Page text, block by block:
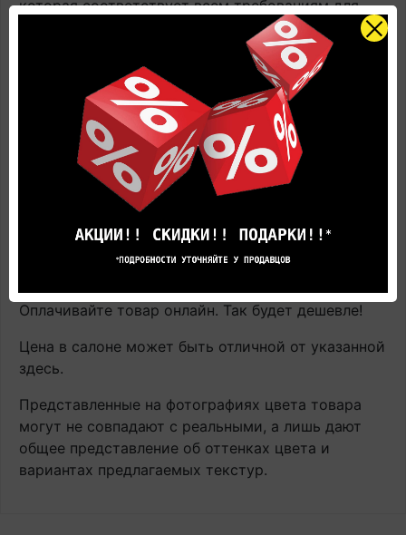
которая соответствует всем требованиям для
ПВХ плитки. А самое главное, такая подложка
защищает замки от циклических нагрузок, таких
как перемещение по полу мебели на колесиках.
Купить Кварцвиниловая плитка Quick-Step Alpha
Vinyl Bloom AVMPU40318 Дуб медовый
брашированный, виниловый ламинат с доставкой
и укладкой по цене производителя
вы всегда
сможете Online в этом каталоге или в нашем
салоне официального дилера Квик Степ.
Наличие: В наличии на главном складе, срок
Оплачивайте товар онлайн. Так будет дешевле!
Цена в салоне может быть отличной от указанной
здесь.
Представленные на фотографиях цвета товара
могут не совпадают с реальными, а лишь дают
общее представление об оттенках цвета и
вариантах предлагаемых текстур.